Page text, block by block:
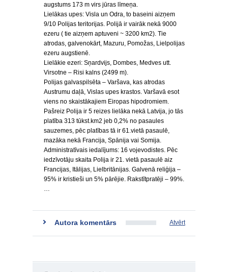
augstums 173 m virs jūras līmeņa.
Lielākas upes: Visla un Odra, to baseini aizņem
9/10 Polijas teritorijas. Polijā ir vairāk nekā 9000
ezeru ( tie aizņem aptuveni ~ 3200 km2). Tie
atrodas, galvenokārt, Mazuru, Pomožas, Lielpolijas
ezeru augstienē.
Lielākie ezeri: Sņardvijs, Dombes, Medves utt.
Virsotne – Risi kalns (2499 m).
Polijas galvaspilsēta – Varšava, kas atrodas
Austrumu daļā, Vislas upes krastos. Varšavā esot
viens no skaistākajiem Eiropas hipodromiem.
Pašreiz Polija ir 5 reizes lielāka nekā Latvija, jo tās
platība 313 tūkst.km2 jeb 0,2% no pasaules
sauzemes, pēc platības tā ir 61.vietā pasaulē,
mazāka nekā Francija, Spānija vai Somija.
Administratīvais iedalījums: 16 vojevodistes. Pēc
iedzīvotāju skaita Polija ir 21. vietā pasaulē aiz
Francijas, Itālijas, Lielbritānijas. Galvenā reliģija –
95% ir kristieši un 5% pārējie. Rakstītpratēji – 99%.
…
Autora komentārs Atvērt